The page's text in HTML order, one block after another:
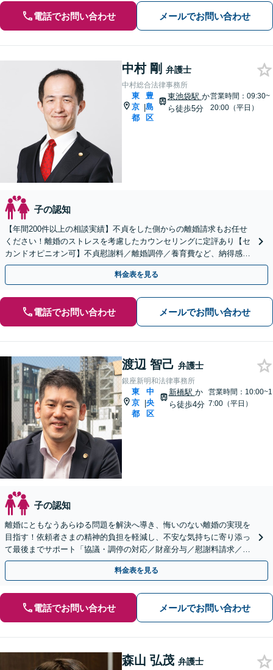
電話でお問い合わせ メールでお問い合わせ
中村 剛 弁護士
中村総合法律事務所
東
京
都
|
豊
島
区
東池袋駅 か
ら徒歩5分
営業時間：09:30~
20:00（平日）
子の認知
【年間200件以上の相談実績】不貞をした側からの離婚請求もお任せ
ください！離婚のストレスを考慮したカウンセリングに定評あり【セ
カンドオピニオン可】不貞慰謝料／離婚調停／養育費など、納得感あ
る解決を目指します【池袋駅徒歩5分】【夜間面談可】
料金表を見る
電話でお問い合わせ メールでお問い合わせ
渡辺 智己 弁護士
銀座新明和法律事務所
東
京
都
|
中
央
区
新橋駅 か
ら徒歩4分
営業時間：10:00~1
7:00（平日）
子の認知
離婚にともなうあらゆる問題を解決へ導き、悔いのない離婚の実現を
目指す！依頼者さまの精神的負担を軽減し、不安な気持ちに寄り添っ
て最後までサポート「協議・調停の対応／財産分与／慰謝料請求／養
育費／親権問題ほか」【休日・夜間面談可】
料金表を見る
電話でお問い合わせ メールでお問い合わせ
森山 弘茂 弁護士